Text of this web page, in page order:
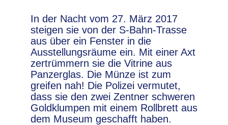
In der Nacht vom 27. März 2017
steigen sie von der S-Bahn-Trasse
aus über ein Fenster in die
Ausstellungsräume ein. Mit einer Axt
zertrümmern sie die Vitrine aus
Panzerglas. Die Münze ist zum
greifen nah! Die Polizei vermutet,
dass sie den zwei Zentner schweren
Goldklumpen mit einem Rollbrett aus
dem Museum geschafft haben.